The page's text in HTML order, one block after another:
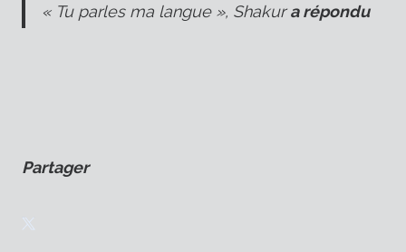
« Tu parles ma langue », Shakura répondu
Partager